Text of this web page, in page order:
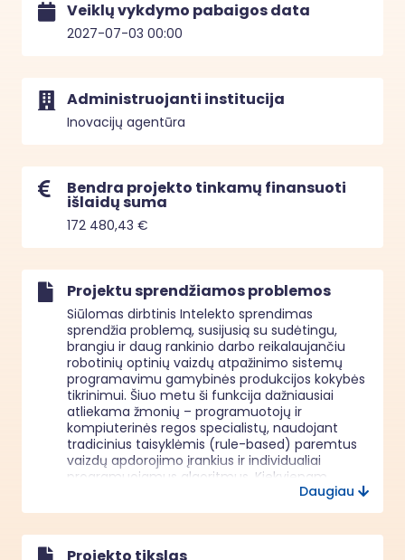
Veiklų vykdymo pabaigos data
2027-07-03 00:00
Administruojanti institucija
Inovacijų agentūra
Bendra projekto tinkamų finansuoti
išlaidų suma
172 480,43 €
Projektu sprendžiamos problemos
Siūlomas dirbtinis Intelekto sprendimas
sprendžia problemą, susijusią su sudėtingu,
brangiu ir daug rankinio darbo reikalaujančiu
robotinių optinių vaizdų atpažinimo sistemų
programavimu gamybinės produkcijos kokybės
tikrinimui. Šiuo metu ši funkcija dažniausiai
atliekama žmonių – programuotojų ir
kompiuterinės regos specialistų, naudojant
tradicinius taisyklėmis (rule-based) paremtus
vaizdų apdorojimo įrankius ir individualiai
programuojamus algoritmus. Kiekvienam
naujam gaminiui, defekto tipui ar gamybos
linijos pakeitimui būtina iš naujo kurti, testuoti ir
Daugiau